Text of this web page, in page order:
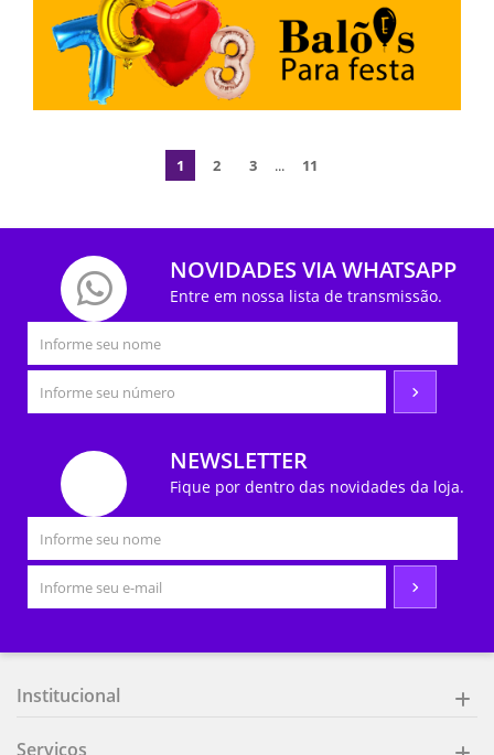
1 2 3 ... 11
NOVIDADES VIA WHATSAPP
Entre em nossa lista de transmissão.
NEWSLETTER
Fique por dentro das novidades da loja.
Institucional
Serviços